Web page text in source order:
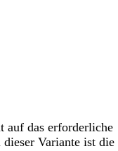
auf das erforderliche
Variante ist die